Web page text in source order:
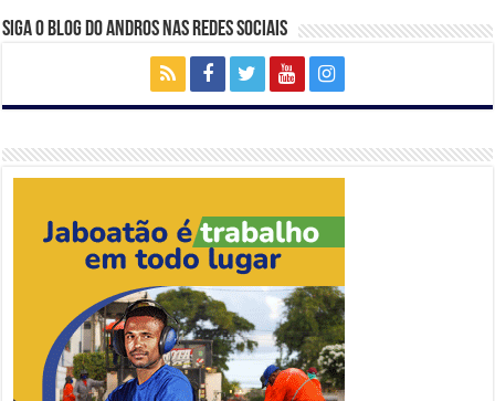
Siga o Blog do Andros nas Redes Sociais